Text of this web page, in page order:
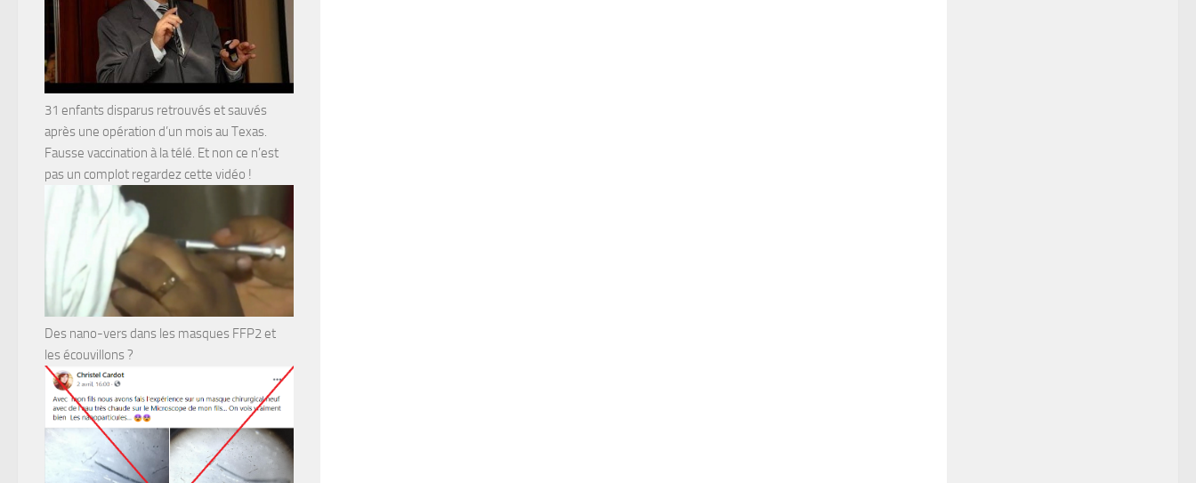
31 enfants disparus retrouvés et sauvés
après une opération d’un mois au Texas.
Fausse vaccination à la télé. Et non ce n’est
pas un complot regardez cette vidéo !
Des nano-vers dans les masques FFP2 et
les écouvillons ?